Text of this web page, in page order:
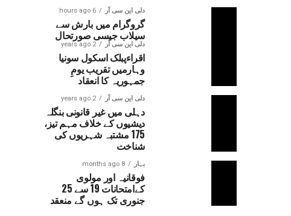
دلی این سی آر 6 hours ago
گروگرام میں بارش سے
سیلاب جیسی صورتحال
دلی این سی آر 2 years ago
اقراءپبلک اسکول سونیا
وہارمیں تقریب یومِ
جمہوریہ کا انعقاد
دلی این سی آر 2 years ago
دہلی میں غیر قانونی بنگلہ
دیشیوں کے خلاف مہم تیز،
175 مشتبہ شہریوں کی
شناخت
بہار 8 months ago
فوقانیہ اور مولوی
کےامتحانات 19 سے 25
جنوری تک ہوں گے منعقد